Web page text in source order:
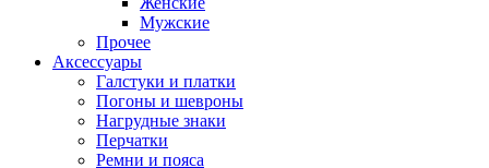
Мужские
Прочее
Аксессуары
Галстуки и платки
Погоны и шевроны
Нагрудные знаки
Перчатки
Ремни и пояса